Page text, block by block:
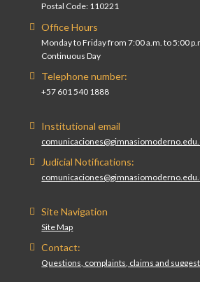
Postal Code: 110221
Office Hours
Monday to Friday from 7:00 a.m. to 5:00
Continuous Day
Telephone number:
+57 601 540 1888
Institutional email
Judicial Notifications:
Site Navigation
Site Map
Contact:
Questions, complaints, claims and